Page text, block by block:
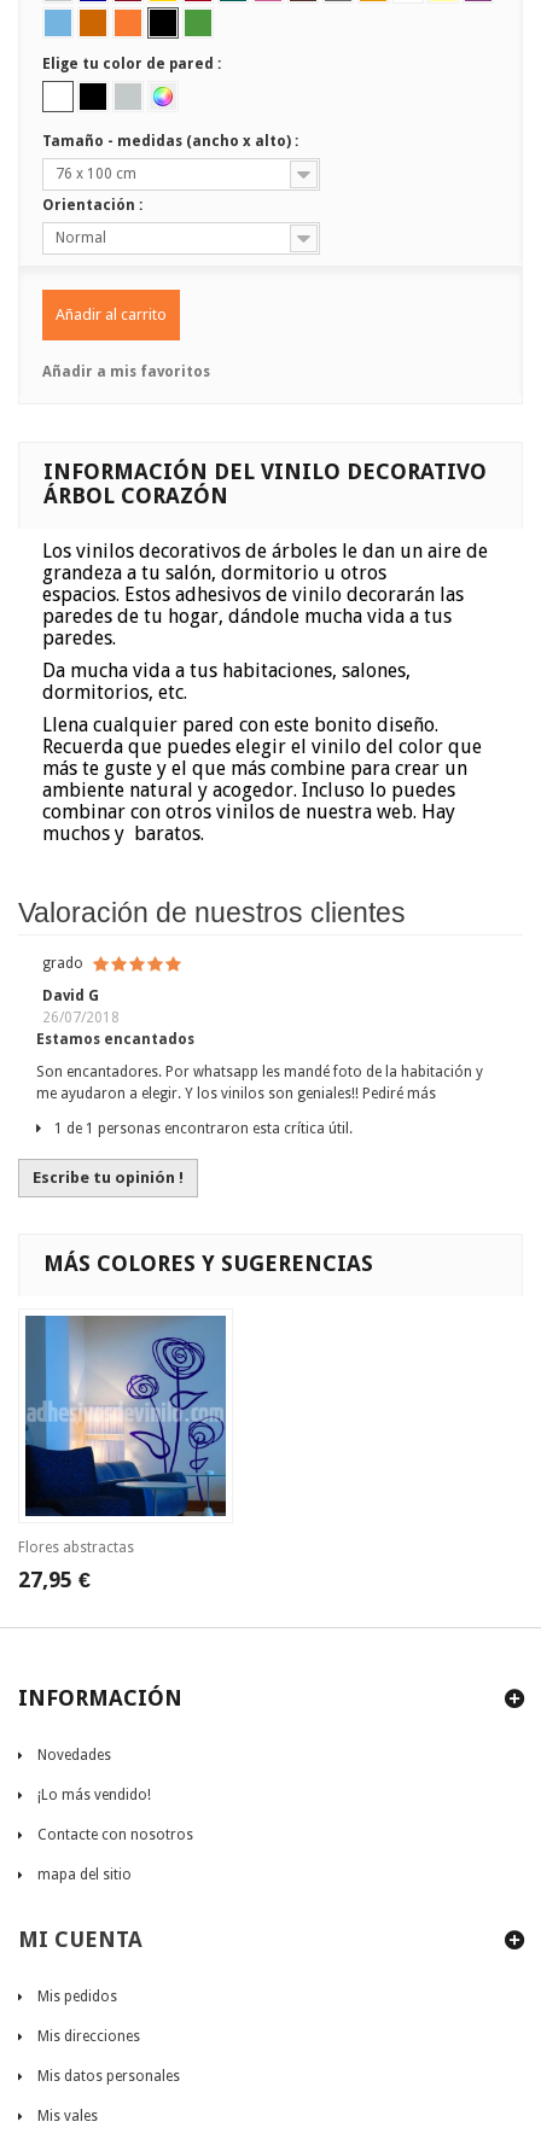
Elige tu color de pared :
Tamaño - medidas (ancho x alto) :
76 x 100 cm
Orientación :
Normal
Añadir al carrito
Añadir a mis favoritos
INFORMACIÓN DEL VINILO DECORATIVO
ÁRBOL CORAZÓN
Los vinilos decorativos de árboles le dan un aire de
grandeza a tu salón, dormitorio u otros
espacios. Estos adhesivos de vinilo decorarán las
paredes de tu hogar, dándole mucha vida a tus
paredes.
Da mucha vida a tus habitaciones, salones,
dormitorios, etc.
Llena cualquier pared con este bonito diseño.
Recuerda que puedes elegir el vinilo del color que
más te guste y el que más combine para crear un
ambiente natural y acogedor. Incluso lo puedes
combinar con otros vinilos de nuestra web. Hay
muchos y baratos.
Valoración de nuestros clientes
grado
David G
26/07/2018
Estamos encantados
Son encantadores. Por whatsapp les mandé foto de la habitación y
me ayudaron a elegir. Y los vinilos son geniales!! Pediré más
1 de 1 personas encontraron esta crítica útil.
Escribe tu opinión !
MÁS COLORES Y SUGERENCIAS
Flores abstractas
27,95 €
INFORMACIÓN
Novedades
¡Lo más vendido!
Contacte con nosotros
mapa del sitio
MI CUENTA
Mis pedidos
Mis direcciones
Mis datos personales
Mis vales